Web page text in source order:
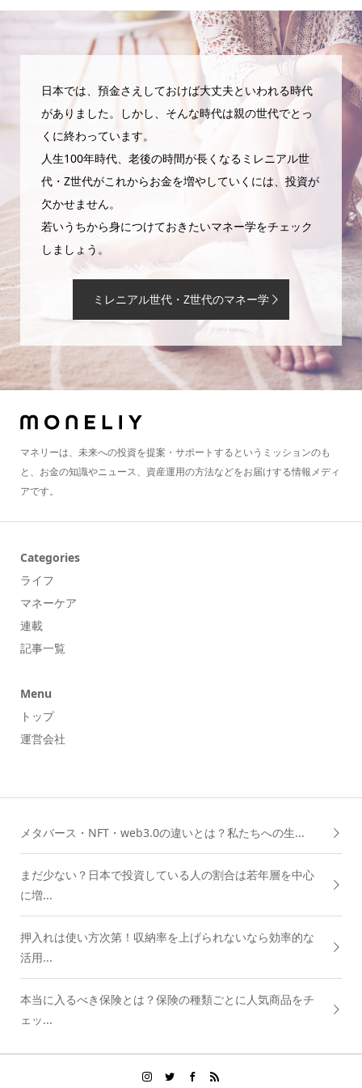
日本では、預金さえしておけば大丈夫といわれる時代
がありました。しかし、そんな時代は親の世代でとっ
くに終わっています。
人生100年時代、老後の時間が長くなるミレニアル世
代・Z世代がこれからお金を増やしていくには、投資が
欠かせません。
若いうちから身につけておきたいマネー学をチェック
しましょう。
ミレニアル世代・Z世代のマネー学
マネリーは、未来への投資を提案・サポートするというミッションのも
と、お金の知識やニュース、資産運用の方法などをお届けする情報メディ
アです。
Categories
ライフ
マネーケア
連載
記事一覧
Menu
トップ
運営会社
メタバース・NFT・web3.0の違いとは？私たちへの生...
まだ少ない？日本で投資している人の割合は若年層を中心
に増...
押入れは使い方次第！収納率を上げられないなら効率的な
活用...
本当に入るべき保険とは？保険の種類ごとに人気商品をチ
ェッ...